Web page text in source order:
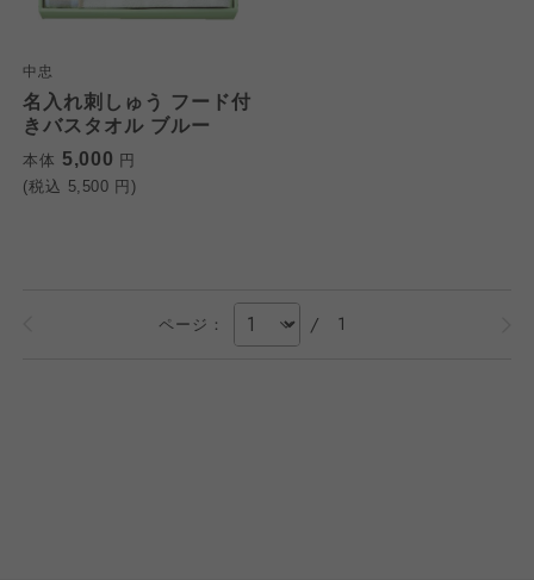
中忠
名入れ刺しゅう フード付
きバスタオル ブルー
本体 5,000 円
(税込 5,500 円)
ページ： / 1